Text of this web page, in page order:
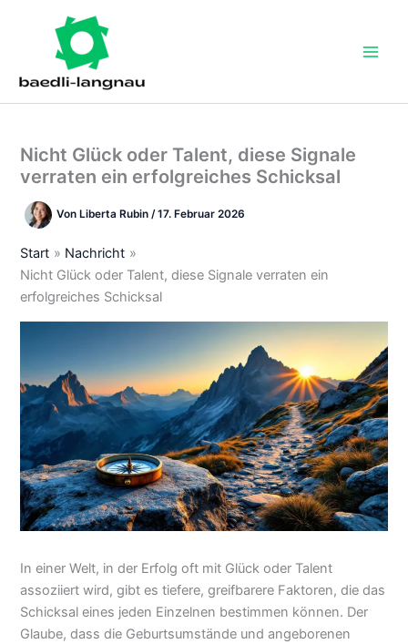
Nicht Glück oder Talent, diese Signale
verraten ein erfolgreiches Schicksal
Von Liberta Rubin/17. Februar 2026
Start
Nachricht
Nicht Glück oder Talent, diese Signale verraten ein
erfolgreiches Schicksal
In einer Welt, in der Erfolg oft mit Glück oder Talent
assoziiert wird, gibt es tiefere, greifbarere Faktoren, die das
Schicksal eines jeden Einzelnen bestimmen können. Der
Glaube, dass die Geburtsumstände und angeborenen